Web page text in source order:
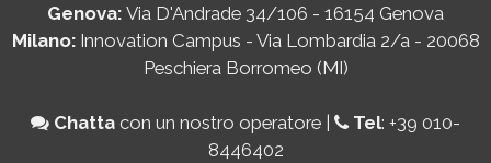
Genova: Via D'Andrade 34/106 - 16154 Genova
Milano: Innovation Campus - Via Lombardia 2/a - 20068
Peschiera Borromeo (MI)
Chatta con un nostro operatore | Tel: +39 010-
8446402